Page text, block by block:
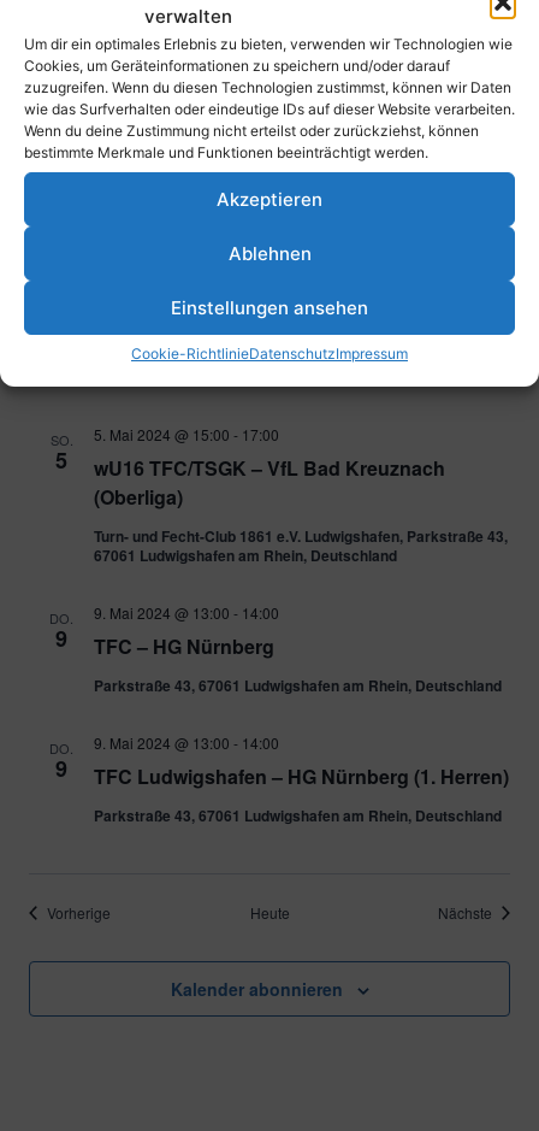
verwalten
Um dir ein optimales Erlebnis zu bieten, verwenden wir Technologien wie
Cookies, um Geräteinformationen zu speichern und/oder darauf
zuzugreifen. Wenn du diesen Technologien zustimmst, können wir Daten
wie das Surfverhalten oder eindeutige IDs auf dieser Website verarbeiten.
Wenn du deine Zustimmung nicht erteilst oder zurückziehst, können
bestimmte Merkmale und Funktionen beeinträchtigt werden.
Akzeptieren
Ablehnen
Einstellungen ansehen
Cookie-RichtlinieDatenschutzImpressum
SA.
4 TFC – VfL Bad Kreuznach 2 (Damen)
4. Mai 2024 @ 17:30-
Parkstraße 43, 67061 Ludwigshafen am Rhein, Deutschland
wU16 SG TFC/FCK – VfL Bad Kreuznach
5. Mai 2024 @ 11:00-12:00
wU12 TFC 2- TFC 1 (Oberliga)
Turn- und Fecht-Club 1861 e.V. Ludwigshafen, Parkstraße 43,
SO.
5
wU16 TFC/TSGK – VfL Bad Kreuznach
(Oberliga)
5. Mai 2024 @ 15:00 - 17:00
Turn- und Fecht-Club 1861 e.V. Ludwigshafen, Parkstraße 43,
67061 Ludwigshafen am Rhein, Deutschland
DO.
9 TFC – HG Nürnberg
9. Mai 2024 @ 13:00 - 14:00
Parkstraße 43, 67061 Ludwigshafen am Rhein, Deutschland
DO.
9 TFC Ludwigshafen – HG Nürnberg (1. Herren)
9. Mai 2024 @ 13:00 - 14:00
Parkstraße 43, 67061 Ludwigshafen am Rhein, Deutschland
Vorherige Heute Nächste
Kalender abonnieren